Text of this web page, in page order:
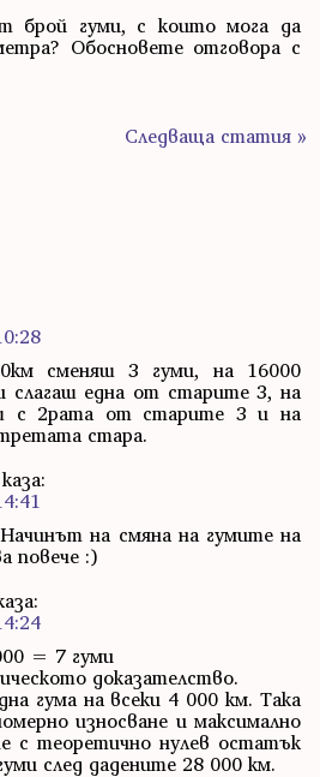
брой гуми, с които мога да
Обосновете отговора с
Следваща статия »
сменяш 3 гуми, на 16000
слагаш една от старите 3, на
с 2рата от старите 3 и на
стара.
каза:
на смяна на гумите на
повече :)
= 7 гуми
доказателство.
гума на всеки 4 000 км. Така
износване и максимално
с теоретично нулев остатък
след дадените 28 000 км.